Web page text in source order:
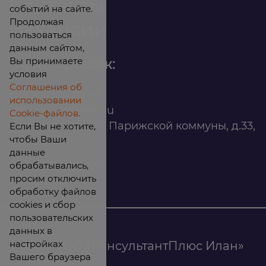
Контакты
Вакансии
Офис продаж:
infomarket@ilan.su
г. Красноярск, ул. Парижской коммуны, д.33,
помещ. 302
ИНН: 2465263327
© 2026 ООО «КонсультантПлюс Илан»
событий на сайте.
Продолжая
пользоваться
данным сайтом,
Вы принимаете
условия
Соглашения об
использовании
Cookie-файлов.
Если Вы не хотите,
чтобы Ваши
данные
обрабатывались,
просим отключить
обработку файлов
cookies и сбор
пользовательских
данных в
настройках
Вашего браузера